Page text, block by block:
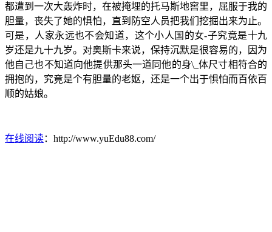
都遭到一次大轰炸时，在被掩埋的托马斯地窖里，屈服于我的
胆量，丧失了她的惧怕，直到防空人员把我们挖掘出来为止。
可是，人家永远也不会知道，这个小人国的女-子究竟是十九
岁还是九十九岁。对奥斯卡来说，保持沉默是很容易的，因为
他自己也不知道向他提供那头一道同他的身\_体尺寸相符合的
拥抱的，究竟是个有胆量的老妪，还是一个出于惧怕而百依百
顺的姑娘。
在线阅读：http://www.yuEdu88.com/